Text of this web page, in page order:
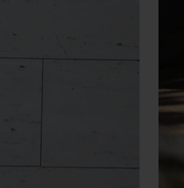
Siguiente